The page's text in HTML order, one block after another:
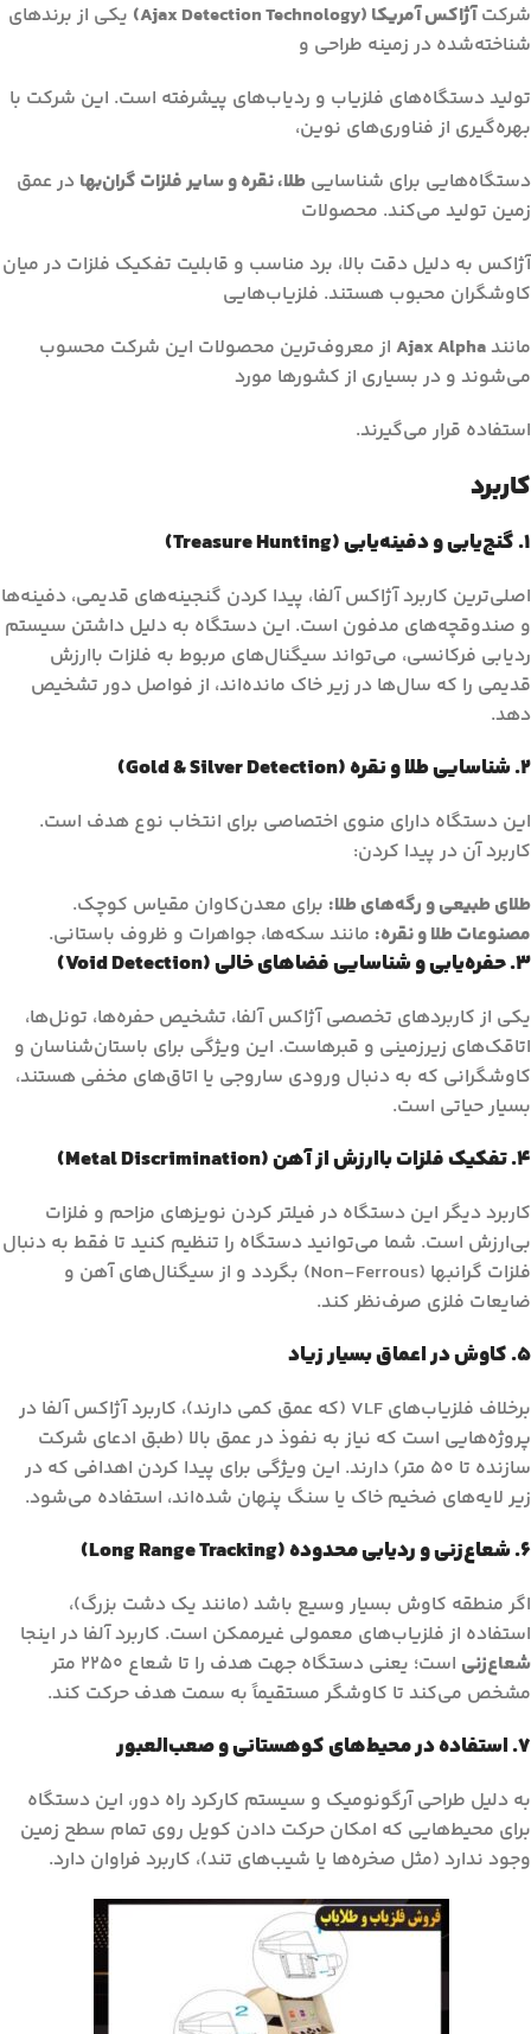
شرکتآژاکس آمریکا (Ajax Detection Technology)
یکی از برندهای
شناخته‌شده در زمینه طراحی و
تولید دستگاه‌های فلزیاب و ردیاب‌های پیشرفته است. این شرکت با
بهره‌گیری از فناوری‌های نوین،
دستگاه‌هایی برای شناسایی طلا، نقره و سایر فلزات گران‌بها در عمق
زمین تولید می‌کند. محصولات
آژاکس به دلیل دقت بالا، برد مناسب و قابلیت تفکیک فلزات در میان
کاوشگران محبوب هستند. فلزیاب‌هایی
مانندAjax Alpha از معروف‌ترین محصولات این شرکت محسوب
می‌شوند و در بسیاری از کشورها مورد
استفاده قرار می‌گیرند.
کاربرد
۱. گنج‌یابی و دفینه‌یابی (Treasure Hunting)
اصلی‌ترین کاربرد آژاکس آلفا، پیدا کردن گنجینه‌های قدیمی، دفینه‌ها
و صندوقچه‌های مدفون است. این دستگاه به دلیل داشتن سیستم
ردیابی فرکانسی، می‌تواند سیگنال‌های مربوط به فلزات باارزش
قدیمی را که سال‌ها در زیر خاک مانده‌اند، از فواصل دور تشخیص
دهد.
۲. شناسایی طلا و نقره (Gold & Silver Detection)
این دستگاه دارای منوی اختصاصی برای انتخاب نوع هدف است.
کاربرد آن در پیدا کردن:
طلای طبیعی و رگه‌های طلا: برای معدن‌کاوان مقیاس کوچک.
مصنوعات طلا و نقره: مانند سکه‌ها، جواهرات و ظروف باستانی.
۳. حفره‌یابی و شناسایی فضاهای خالی (Void Detection)
یکی از کاربردهای تخصصی آژاکس آلفا، تشخیص حفره‌ها، تونل‌ها،
اتاقک‌های زیرزمینی و قبرهاست. این ویژگی برای باستان‌شناسان و
کاوشگرانی که به دنبال ورودی ساروجی یا اتاق‌های مخفی هستند،
بسیار حیاتی است.
۴. تفکیک فلزات باارزش از آهن (Metal Discrimination)
کاربرد دیگر این دستگاه در فیلتر کردن نویزهای مزاحم و فلزات
بی‌ارزش است. شما می‌توانید دستگاه را تنظیم کنید تا فقط به دنبال
فلزات گرانبها (Non-Ferrous) بگردد و از سیگنال‌های آهن و
ضایعات فلزی صرف‌نظر کند.
۵. کاوش در اعماق بسیار زیاد
برخلاف فلزیاب‌های VLF (که عمق کمی دارند)، کاربرد آژاکس آلفا در
پروژه‌هایی است که نیاز به نفوذ در عمق بالا (طبق ادعای شرکت
سازنده تا ۵۰ متر) دارند. این ویژگی برای پیدا کردن اهدافی که در
زیر لایه‌های ضخیم خاک یا سنگ پنهان شده‌اند، استفاده می‌شود.
۶. شعاع‌زنی و ردیابی محدوده (Long Range Tracking)
اگر منطقه کاوش بسیار وسیع باشد (مانند یک دشت بزرگ)،
استفاده از فلزیاب‌های معمولی غیرممکن است. کاربرد آلفا در اینجا
شعاع‌زنی
است؛ یعنی دستگاه جهت هدف را تا شعاع ۲۲۵۰ متر
مشخص می‌کند تا کاوشگر مستقیماً به سمت هدف حرکت کند.
۷. استفاده در محیط‌های کوهستانی و صعب‌العبور
به دلیل طراحی آرگونومیک و سیستم کارکرد راه دور، این دستگاه
برای محیط‌هایی که امکان حرکت دادن کویل روی تمام سطح زمین
وجود ندارد (مثل صخره‌ها یا شیب‌های تند)، کاربرد فراوان دارد.